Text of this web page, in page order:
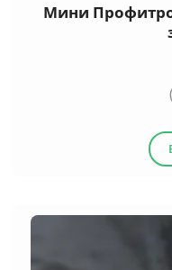
Мини
(